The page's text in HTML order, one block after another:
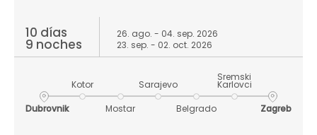
10 días
9 noches
26. ago. - 04. sep. 2026
23. sep. - 02. oct. 2026
Dubrovnik
Kotor
Mostar
Sarajevo
Belgrado
Sremski
Karlovci
Zagreb